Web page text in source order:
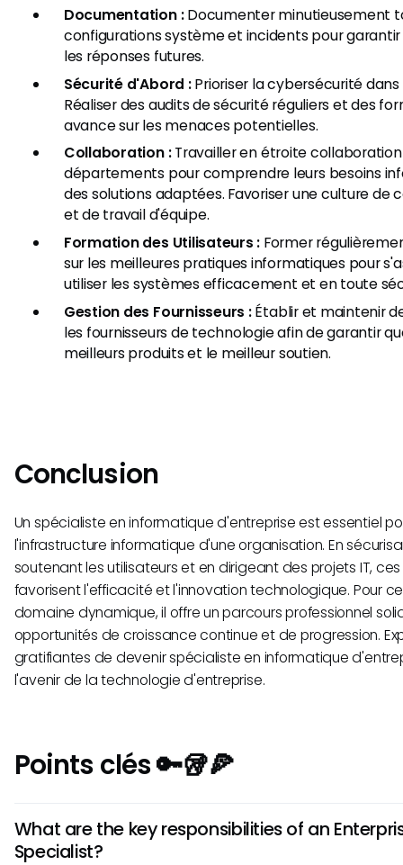
Documentation :Documenter minutieusement
configurations système et incidents pour
les réponses futures.
Sécurité d'Abord :Prioriser la cybersécurité
Réaliser des audits de sécurité réguliers et des
avance sur les menaces potentielles.
Collaboration :Travailler en étroite
départements pour comprendre leurs besoins
des solutions adaptées. Favoriser une culture de
et de travail d'équipe.
Formation des Utilisateurs : Former
sur les meilleures pratiques informatiques pour
utiliser les systèmes efficacement et en toute
Gestion des Fournisseurs :Établir et maintenir
les fournisseurs de technologie afin de garantir
meilleurs produits et le meilleur soutien.
Conclusion
Un spécialiste en informatique d'entreprise est essentiel
l'infrastructure informatique d'une organisation. En
soutenant les utilisateurs et en dirigeant des projets IT,
favorisent l'efficacité et l'innovation technologique. Pour
domaine dynamique, il offre un parcours professionnel
opportunités de croissance continue et de progression.
gratifiantes de devenir spécialiste en informatique
l'avenir de la technologie d'entreprise.
Points clés 🔑🥡🍕
What are the key responsibilities of an
Specialist?